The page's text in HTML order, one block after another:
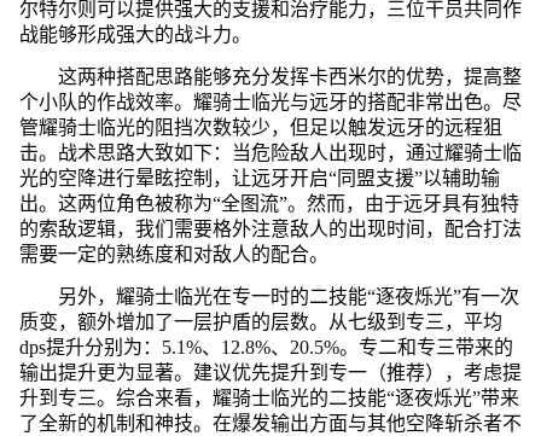
尔特尔则可以提供强大的支援和治疗能力，三位干员共同作
战能够形成强大的战斗力。
这两种搭配思路能够充分发挥卡西米尔的优势，提高整
个小队的作战效率。耀骑士临光与远牙的搭配非常出色。尽
管耀骑士临光的阻挡次数较少，但足以触发远牙的远程狙
击。战术思路大致如下：当危险敌人出现时，通过耀骑士临
光的空降进行晕眩控制，让远牙开启“同盟支援”以辅助输
出。这两位角色被称为“全图流”。然而，由于远牙具有独特
的索敌逻辑，我们需要格外注意敌人的出现时间，配合打法
需要一定的熟练度和对敌人的配合。
另外，耀骑士临光在专一时的二技能“逐夜烁光”有一次
质变，额外增加了一层护盾的层数。从七级到专三，平均
dps提升分别为：5.1%、12.8%、20.5%。专二和专三带来的
输出提升更为显著。建议优先提升到专一（推荐），考虑提
升到专三。综合来看，耀骑士临光的二技能“逐夜烁光”带来
了全新的机制和神技。在爆发输出方面与其他空降斩杀者不